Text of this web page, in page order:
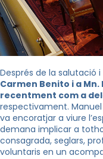
Després de la salutació
Carmen Benito i a
recentment com a
respectivament.
va encoratjar a viure
demana implicar a
consagrada, seglars,
voluntaris en un